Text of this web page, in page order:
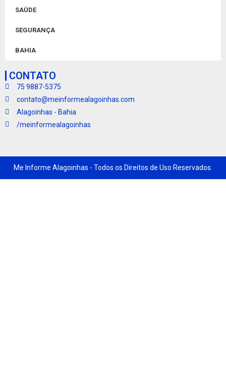
SAÚDE
SEGURANÇA
BAHIA
CONTATO
75 9887-5375
contato@meinformealagoinhas.com
Alagoinhas - Bahia
/meinformealagoinhas
Me Informe Alagoinhas - Todos os Direitos de Uso Reservados.